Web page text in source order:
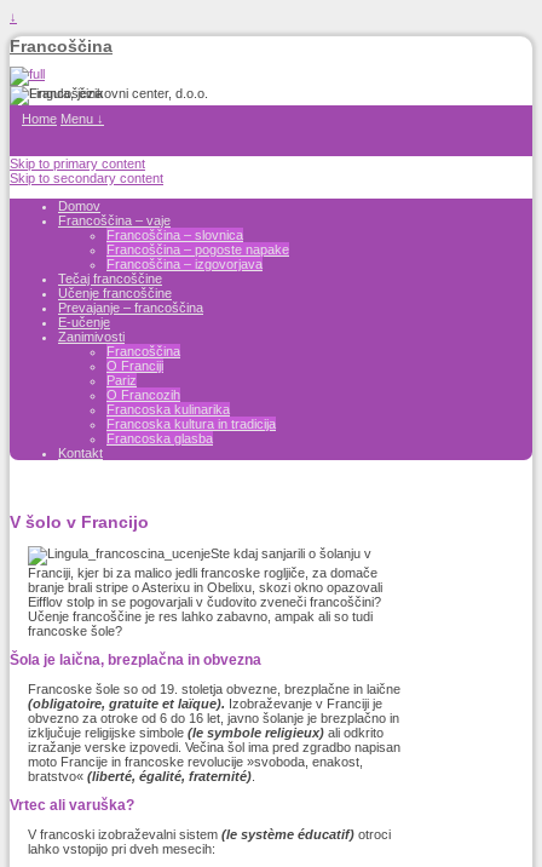
↓
Francoščina
Home Menu ↓
Skip to primary content
Skip to secondary content
Domov
Francoščina – vaje
Francoščina – slovnica
Francoščina – pogoste napake
Francoščina – izgovorjava
Tečaj francoščine
Učenje francoščine
Prevajanje – francoščina
E-učenje
Zanimivosti
Francoščina
O Franciji
Pariz
O Francozih
Francoska kulinarika
Francoska kultura in tradicija
Francoska glasba
Kontakt
V šolo v Francijo
Ste kdaj sanjarili o šolanju v
Franciji, kjer bi za malico jedli francoske rogljiče, za domače
branje brali stripe o Asterixu in Obelixu, skozi okno opazovali
Eifflov stolp in se pogovarjali v čudovito zveneči francoščini?
Učenje francoščine je res lahko zabavno, ampak ali so tudi
francoske šole?
Šola je laična, brezplačna in obvezna
Francoske šole so od 19. stoletja obvezne, brezplačne in laične
(obligatoire, gratuite et laïque). Izobraževanje v Franciji je
obvezno za otroke od 6 do 16 let, javno šolanje je brezplačno in
izključuje religijske simbole (le symbole religieux) ali odkrito
izražanje verske izpovedi. Večina šol ima pred zgradbo napisan
moto Francije in francoske revolucije »svoboda, enakost,
bratstvo« (liberté, égalité, fraternité)
Vrtec ali varuška?
V francoski izobraževalni sistem (le système éducatif) otroci
lahko vstopijo pri dveh mesecih: